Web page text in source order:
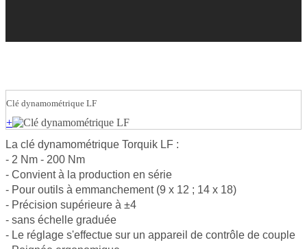
Clé dynamométrique LF
+
La clé dynamométrique Torquik LF :
- 2 Nm - 200 Nm
- Convient à la production en série
- Pour outils à emmanchement (9 x 12 ; 14 x 18)
- Précision supérieure à ±4
- sans échelle graduée
- Le réglage s'effectue sur un appareil de contrôle de couple